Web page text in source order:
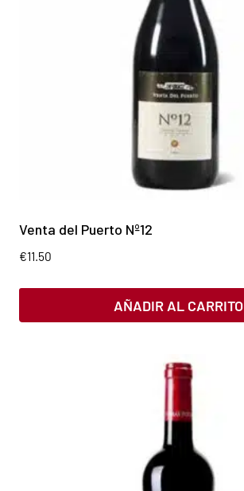
Venta del Puerto Nº12
€11.50
AÑADIR AL CARRITO